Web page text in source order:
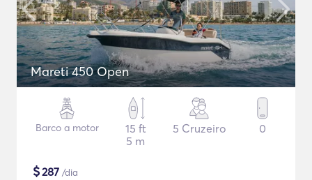
Mareti 450 Open
Barco a motor
15 ft
5 m
5 Cruzeiro 0
$287 /dia